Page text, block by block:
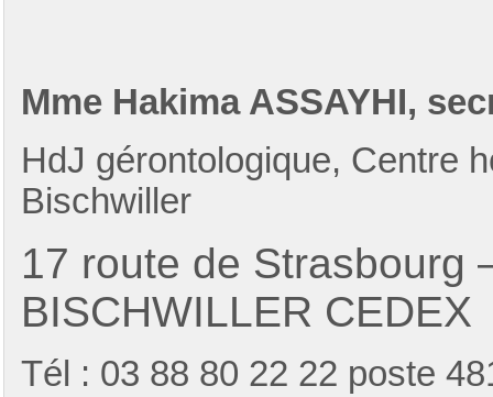
Mme Hakima ASSAYHI,
HdJ gérontologique, Centre
Bischwiller
17 route de Strasbourg
BISCHWILLER CEDEX
Tél : 03 88 80 22 22 poste